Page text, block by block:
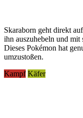
Skaraborn geht direkt
ihn auszuhebeln und mit
Dieses Pokémon hat
umzustoßen.
Kampf Käfer